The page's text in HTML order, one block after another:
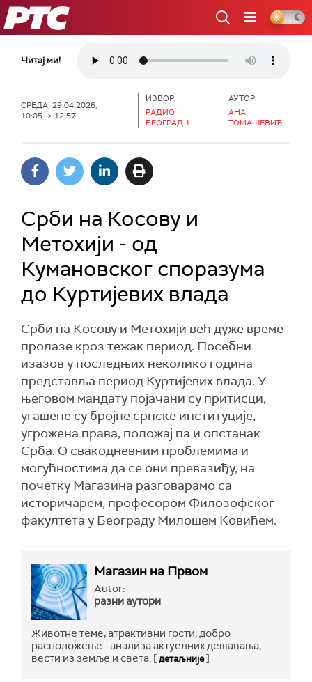
РТС
Читај ми!
СРЕДА, 29.04.2026,
10:05 -> 12:57
ИЗВОР:
РАДИО
БЕОГРАД 1
АУТОР:
АНА
ТОМАШЕВИЋ
Срби на Косову и
Метохији - од
Кумановског споразума
до Куртијевих влада
Срби на Косову и Метохији већ дуже време
пролазе кроз тежак период. Посебни
изазов у последњих неколико година
представља период Куртијевих влада. У
његовом мандату појачани су притисци,
угашене су бројне српске институције,
угрожена права, положај па и опстанак
Срба. О свакодневним проблемима и
могућностима да се они превазиђу, на
почетку Магазина разговарамо са
историчарем, професором Филозофског
факултета у Београду Милошем Ковићем.
Магазин на Првом
Autor:
разни аутори
Животне теме, атрактивни гости, добро
расположење - анализа актуелних дешавања,
вести из земље и света. [детаљније]